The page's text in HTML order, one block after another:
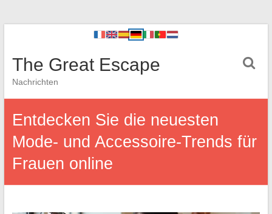
The Great Escape
Nachrichten
Entdecken Sie die neuesten
Mode- und Accessoire-Trends für
Frauen online